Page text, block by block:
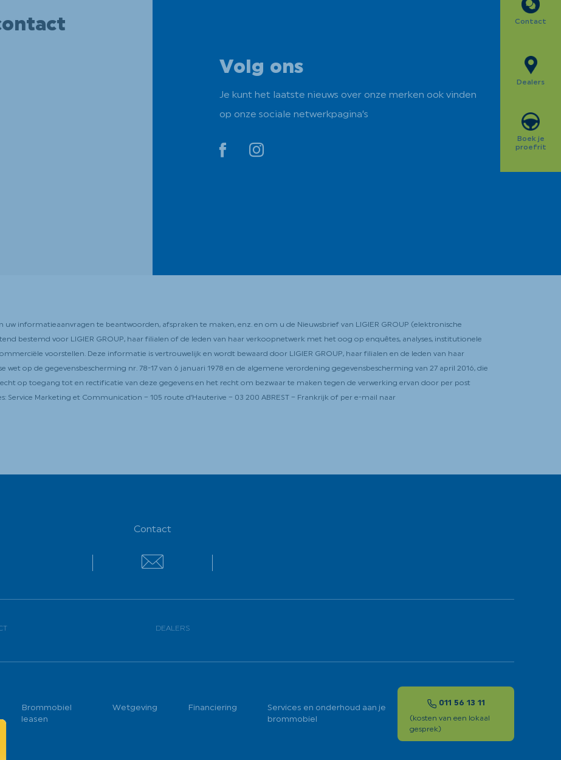
Volg ons
Je kunt het laatste nieuws over onze merken ook vinden
op onze sociale netwerkpagina’s
YouTube
informatieaanvragen te beantwoorden, afspraken te maken, enz. en om u de Nieuwsbrief van LIGIER GROUP (elektronische
bestemd voor LIGIER GROUP, haar filialen of de leden van haar verkoopnetwerk met het oog op enquêtes, analyses, institutionele
voorstellen. Deze informatie is vertrouwelijk en wordt bewaard door LIGIER GROUP, haar filialen en de leden van haar
op de gegevensbescherming nr. 78-17 van 6 januari 1978 en de algemene verordening gegevensbescherming van 27 april 2016, die
op toegang tot en rectificatie van deze gegevens en het recht om bezwaar te maken tegen de verwerking ervan door per post
Marketing et Communication – 105 route d’Hauterive – 03 200 ABREST – Frankrijk of per e-mail naar
Contact
Dealers
Boek je
proefrit
Contact
DEALERS
Brommobiel
leasen
Wetgeving Financiering
Services en onderhoud aan je
brommobiel
011 56 13 11
(kosten van een lokaal
gesprek)